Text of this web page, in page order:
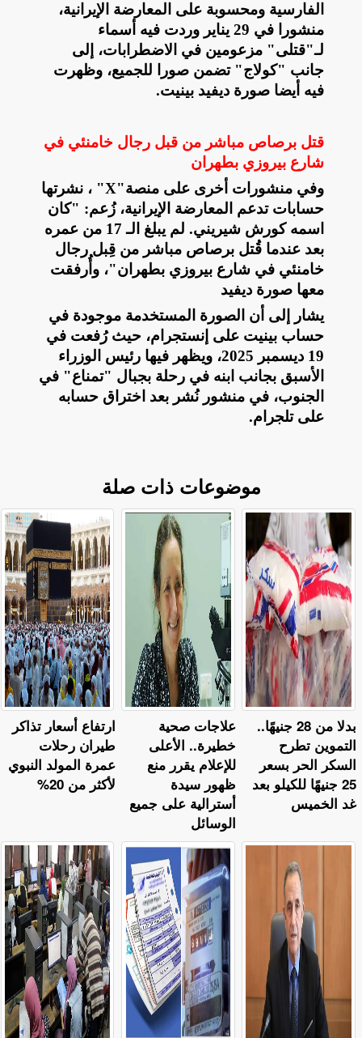
الفارسية ومحسوبة على المعارضة الإيرانية،
منشورا في 29 يناير وردت فيه أسماء
لـ"قتلى" مزعومين في الاضطرابات، إلى
جانب "كولاج" تضمن صورا للجميع، وظهرت
فيه أيضا صورة ديفيد بينيت.
قتل برصاص مباشر من قبل رجال خامنئي في
شارع بيروزي بطهران
وفي منشورات أخرى على منصة"X"، نشرتها
حسابات تدعم المعارضة الإيرانية، زُعم: "كان
اسمه كورش شيريني. لم يبلغ الـ 17 من عمره
بعد عندما قُتل برصاص مباشر من قِبل رجال
خامنئي في شارع بيروزي بطهران"، وأُرفقت
معها صورة ديفيد
يشار إلى أن الصورة المستخدمة موجودة في
حساب بينيت على إنستجرام، حيث رُفعت في
19 ديسمبر 2025، ويظهر فيها رئيس الوزراء
الأسبق بجانب ابنه في رحلة بجبال "تمناع" في
الجنوب، في منشور نُشر بعد اختراق حسابه
على تلجرام.
موضوعات ذات صلة
ارتفاع أسعار تذاكر
طيران رحلات
عمرة المولد النبوي
لأكثر من 20%
علاجات صحية
خطيرة.. الأعلى
للإعلام يقرر منع
ظهور سيدة
أسترالية على جميع
الوسائل
بدلا من 28 جنيهًا..
التموين تطرح
السكر الحر بسعر
25 جنيهًا للكيلو بعد
غد الخميس